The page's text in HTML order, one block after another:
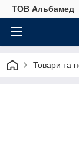
ТОВ Альбамед
Товари та